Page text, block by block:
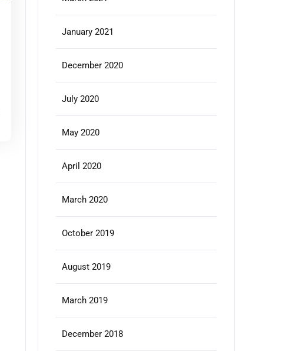
January 2021
December 2020
July 2020
May 2020
April 2020
March 2020
October 2019
August 2019
March 2019
December 2018